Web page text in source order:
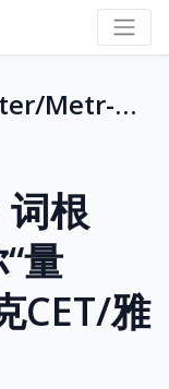
丈量词汇新维度：词根Meter/Metr-助你“量化”记忆，精准攻克CET/雅思高频词！
根
量
CET/雅